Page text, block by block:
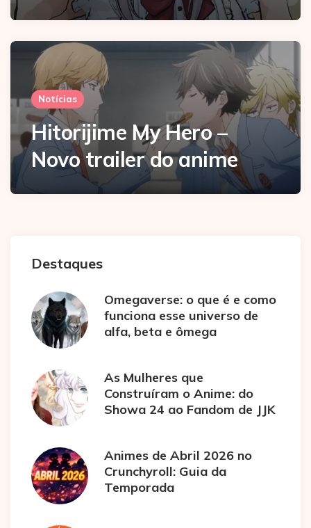
Notícias
Hitorijime My Hero –
Novo trailer do anime
Destaques
Omegaverse: o que é e como
funciona esse universo de
alfa, beta e ômega
As Mulheres que
Construíram o Anime: do
Showa 24 ao Fandom de JJK
Animes de Abril 2026 no
Crunchyroll: Guia da
Temporada